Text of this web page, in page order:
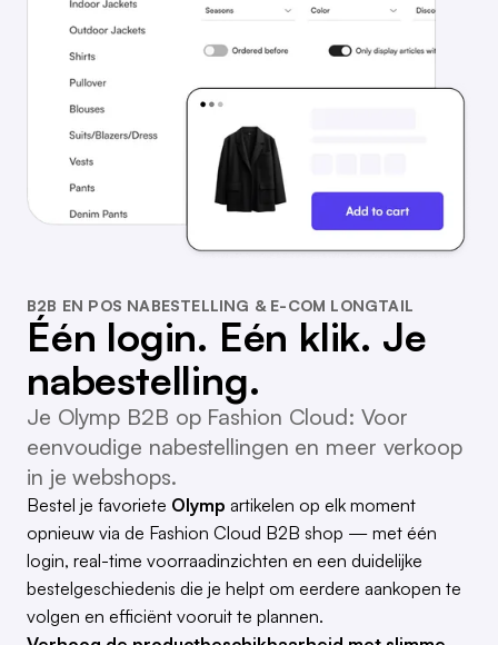
B2B EN POS NABESTELLING & E-COM LONGTAIL
Één login. Eén klik. Je
nabestelling.
Je Olymp B2B op Fashion Cloud: Voor
eenvoudige nabestellingen en meer verkoop
in je webshops.
Bestel je favoriete Olymp artikelen op elk moment
opnieuw via de Fashion Cloud B2B shop — met één
login, real-time voorraadinzichten en een duidelijke
bestelgeschiedenis die je helpt om eerdere aankopen te
volgen en efficiënt vooruit te plannen.